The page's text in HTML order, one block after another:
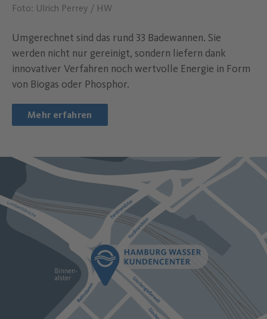
Foto: Ulrich Perrey / HW
Umgerechnet sind das rund 33 Badewannen. Sie
werden nicht nur gereinigt, sondern liefern dank
innovativer Verfahren noch wertvolle Energie in Form
von Biogas oder Phosphor.
Mehr erfahren